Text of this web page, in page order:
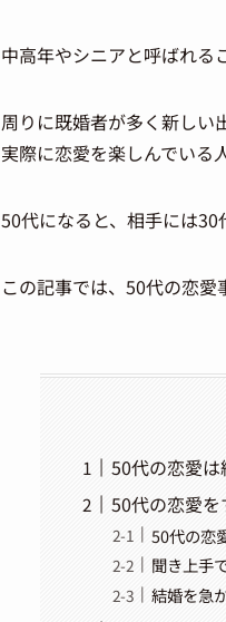
中高年やシニアと呼ばれる
周りに既婚者が多く新しい
実際に恋愛を楽しんでいる
50代になると、相手には30
この記事では、50代の恋愛
50代の恋愛は
50代の恋愛
50代の恋
聞き上手
結婚を急